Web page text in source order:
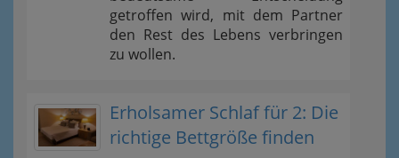
getroffen wird, mit dem Partner
den Rest des Lebens verbringen
zu wollen.
Erholsamer Schlaf für 2: Die
richtige Bettgröße finden